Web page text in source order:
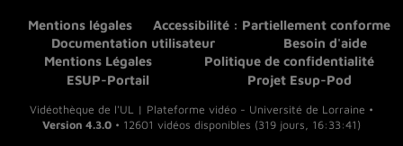
Mentions légales
Accessibilité : Partiellement conforme
Documentation utilisateur
Besoin d'aide
Mentions Légales
Politique de confidentialité
ESUP-Portail
Projet Esup-Pod
Vidéothèque de l'UL | Plateforme vidéo - Université de Lorraine •
Version 4.3.0 • 12601 vidéos disponibles (319 jours, 16:33:41)